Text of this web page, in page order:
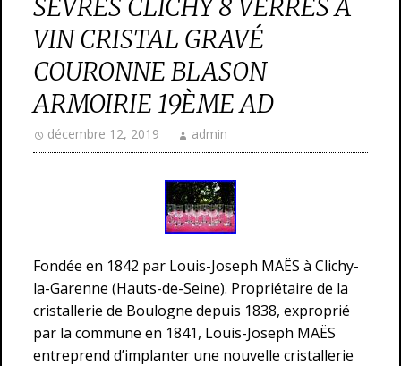
SEVRES CLICHY 8 VERRES A
VIN CRISTAL GRAVÉ
COURONNE BLASON
ARMOIRIE 19ÈME AD
décembre 12, 2019 admin
Fondée en 1842 par Louis-Joseph MAËS à Clichy-
la-Garenne (Hauts-de-Seine). Propriétaire de la
cristallerie de Boulogne depuis 1838, exproprié
par la commune en 1841, Louis-Joseph MAËS
entreprend d’implanter une nouvelle cristallerie